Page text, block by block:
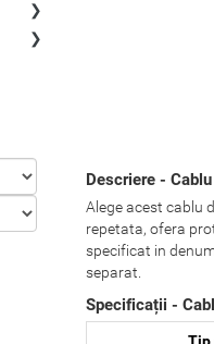
Descriere -
Alege acest cablu
repetata, ofera
specificat in
separat.
Specificații -